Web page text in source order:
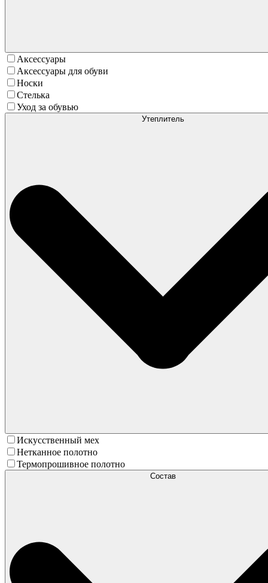
Аксессуары
Аксессуары для обуви
Носки
Стелька
Уход за обувью
Утеплитель
Искусственный мех
Нетканное полотно
Термопрошивное полотно
Состав